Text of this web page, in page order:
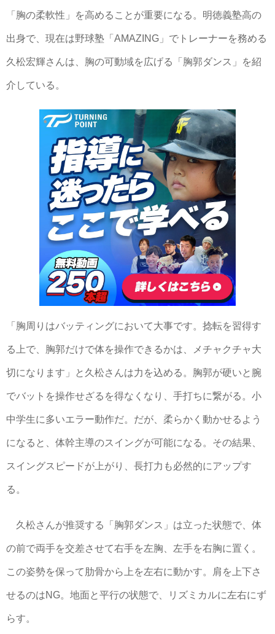
「胸の柔軟性」を高めることが重要になる。明徳義塾高の
出身で、現在は野球塾「AMAZING」でトレーナーを務める
久松宏輝さんは、胸の可動域を広げる「胸郭ダンス」を紹
介している。
「胸周りはバッティングにおいて大事です。捻転を習得す
る上で、胸郭だけで体を操作できるかは、メチャクチャ大
切になります」と久松さんは力を込める。胸郭が硬いと腕
でバットを操作せざるを得なくなり、手打ちに繋がる。小
中学生に多いエラー動作だ。だが、柔らかく動かせるよう
になると、体幹主導のスイングが可能になる。その結果、
スイングスピードが上がり、長打力も必然的にアップす
る。
久松さんが推奨する「胸郭ダンス」は立った状態で、体
の前で両手を交差させて右手を左胸、左手を右胸に置く。
この姿勢を保って肋骨から上を左右に動かす。肩を上下さ
せるのはNG。地面と平行の状態で、リズミカルに左右にず
らす。